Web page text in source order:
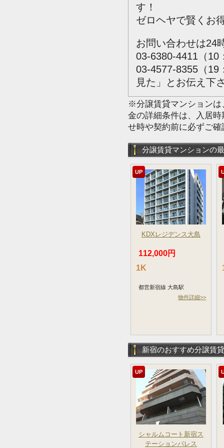
す！
ゼロヘヤで賢くお
お問い合わせは24
03-6380-4411（10
03-4577-8355（
見た」とお伝え下
※分譲賃貸マンションは
金の詳細条件は、入居
せ時や契約前に必ずご
分譲賃貸マンションの
UP
KDXレジデンス大島
112,000円
1K
都営新宿線 大島駅
物件詳細>>
新宿のおすすめ分譲賃
UP
シャルムコート新宿ス
テーションパレス